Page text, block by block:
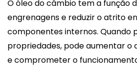
O óleo do câmbio tem a função
engrenagens e reduzir o atrito
componentes internos. Quando
propriedades, pode aumentar o
e comprometer o